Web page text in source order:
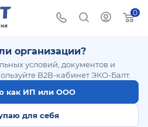
0
организации?
условий, документов и
B2B-кабинет ЭКО-Балт.
как ИП или ООО
для себя